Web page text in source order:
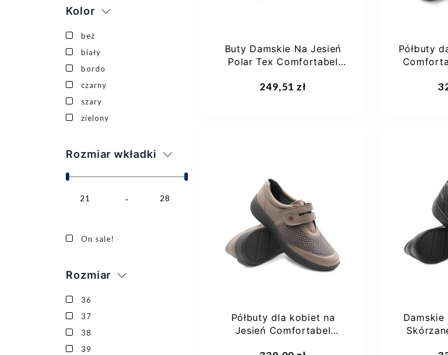
Kolor
beż
biały
bordo
czarny
szary
zielony
Rozmiar wkładki
21 28
On sale!
Rozmiar
36
37
38
39
Buty Damskie Na Jesień
Polar Tex Comfortabel
249,51 zł
37 38 39
Półbuty
Półbuty dla kobiet na
Jesień Comfortabel
Damskie